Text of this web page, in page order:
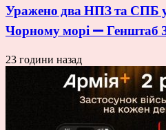
Уражено два НПЗ та СПБ
Чорному морі — Генштаб
23 години назад